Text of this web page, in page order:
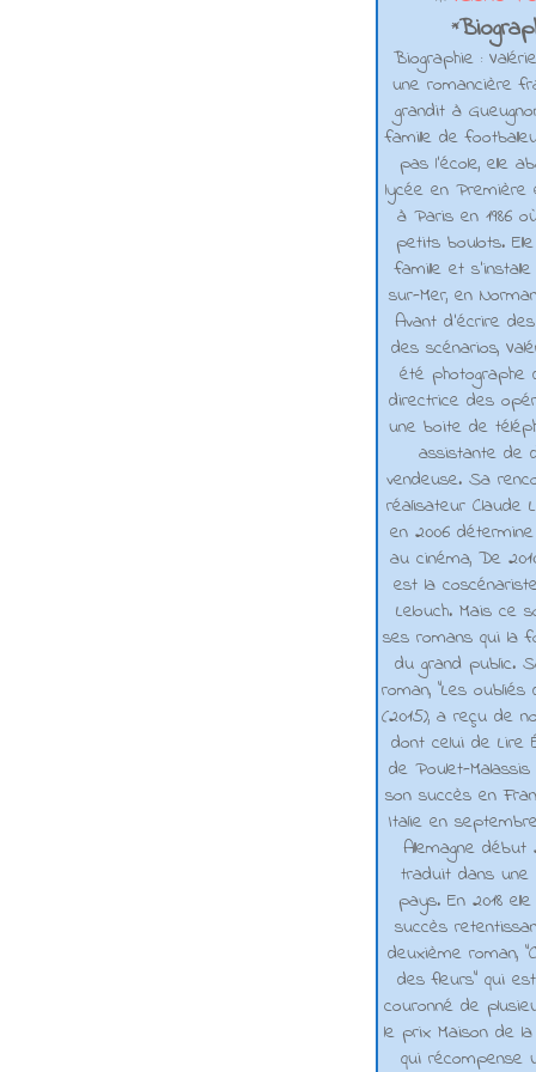
*
Biographie :
une romancière
grandit à
famille de
pas l'école, elle
lycée en
à Paris en 1986
petits boulots.
famille et
sur-Mer, en
Avant d’écrire
des scénarios,
été photographe
directrice des
une boite de
assistante de
vendeuse. Sa
réalisateur Claude
en 2006
au cinéma, De
est la
Lelouch. Mais ce
ses romans qui la
du grand public.
roman, "Les oubliés
(2015), a reçu de
dont celui de Lire
de Poulet-
son succès en
Italie en
Allemagne début
traduit dans une
pays. En 2018
succès
deuxième roman,
des fleurs" qui
couronné de
le prix Maison de la
qui récompense